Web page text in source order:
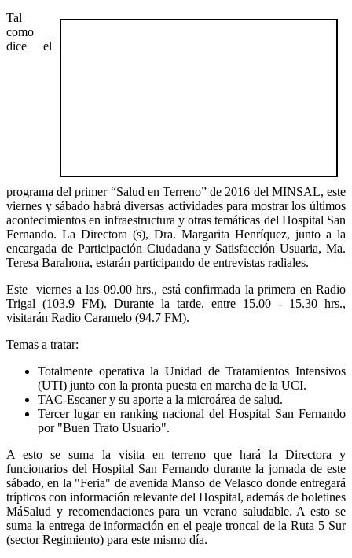
Tal
como
dice el
programa del primer “Salud en Terreno” de 2016 del MINSAL, este
viernes y sábado habrá diversas actividades para mostrar los últimos
acontecimientos en infraestructura y otras temáticas del Hospital San
Fernando. La Directora (s), Dra. Margarita Henríquez, junto a la
encargada de Participación Ciudadana y Satisfacción Usuaria, Ma.
Teresa Barahona, estarán participando de entrevistas radiales.
Este viernes a las 09.00 hrs., está confirmada la primera en Radio
Trigal (103.9 FM). Durante la tarde, entre 15.00 - 15.30 hrs.,
visitarán Radio Caramelo (94.7 FM).
Temas a tratar:
Totalmente operativa la Unidad de Tratamientos Intensivos
(UTI) junto con la pronta puesta en marcha de la UCI.
TAC-Escaner y su aporte a la microárea de salud.
Tercer lugar en ranking nacional del Hospital San Fernando
por "Buen Trato Usuario".
A esto se suma la visita en terreno que hará la Directora y
funcionarios del Hospital San Fernando durante la jornada de este
sábado, en la "Feria" de avenida Manso de Velasco donde entregará
trípticos con información relevante del Hospital, además de boletines
MáSalud y recomendaciones para un verano saludable. A esto se
suma la entrega de información en el peaje troncal de la Ruta 5 Sur
(sector Regimiento) para este mismo día.